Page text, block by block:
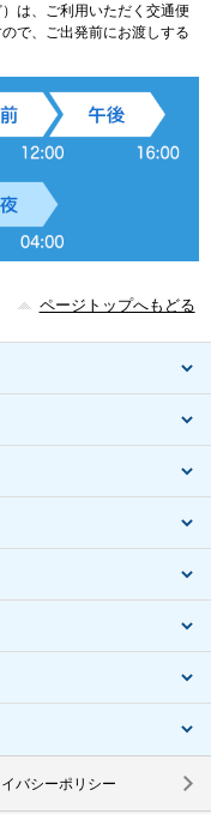
は、ご利用いただく交通便
で、ご出発前にお渡しする
ページトップへもどる
バシーポリシー